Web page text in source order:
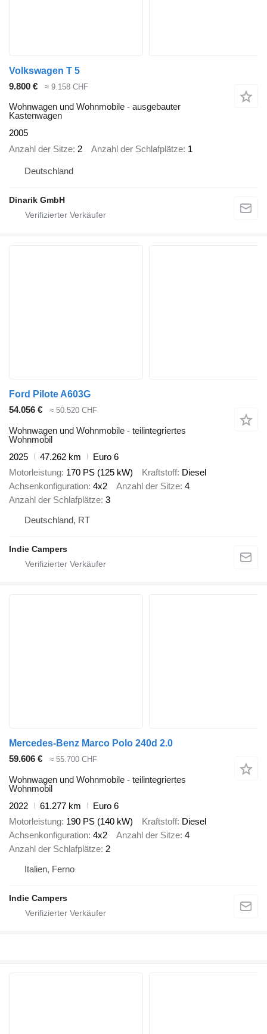
Volkswagen T 5
9.800 €
≈ 9.158 CHF
Wohnwagen und Wohnmobile - ausgebauter
Kastenwagen
2005
Anzahl der Sitze 2 Anzahl der Schlafplätze 1
Deutschland
Dinarik GmbH
Ford Pilote A603G
54.056 €
≈ 50.520 CHF
Wohnwagen und Wohnmobile - teilintegriertes
Wohnmobil
2025
47.262 km
Euro 6
Motorleistung 170 PS (125 kW) Kraftstoff Diesel
Achsenkonfiguration 4x2 Anzahl der Sitze 4
Anzahl der Schlafplätze 3
Deutschland, RT
Indie Campers
Mercedes-Benz Marco Polo 240d 2.0
59.606 €
≈ 55.700 CHF
Wohnwagen und Wohnmobile - teilintegriertes
Wohnmobil
2022
61.277 km
Euro 6
Motorleistung 190 PS (140 kW) Kraftstoff Diesel
Achsenkonfiguration 4x2 Anzahl der Sitze 4
Anzahl der Schlafplätze 2
Italien, Ferno
Indie Campers